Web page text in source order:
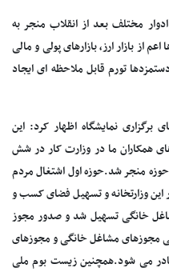
مختلف بعد از انقلاب منجر به
بازار ارز، بازارهای پولی و مالی
تورم قابل ملاحظه ای ایجاد
برگزاری نمایشگاه اظهار کرد: این
همکاران ما در وزارت کار در شش
در چهار حوزه منجر شد.حوزه اول اشتغال مردم
وزارتخانه و تسهیل فضای کسب و
خانگی تسهیل شد و صدور مجوز
مجوزهای مشاغل خانگی و مجوزهای
می شود.همچنین زیست بوم ملی